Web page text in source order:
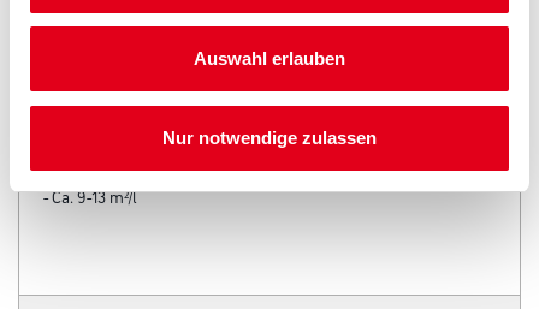
Auswahl erlauben
Nur notwendige zulassen
- Gut schleifbar
Verarbeitungszeit
Verbrauch
- Ca. 9-13 m²/l